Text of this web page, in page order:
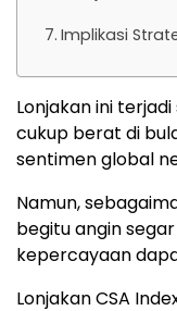
Implikasi
Lonjakan ini
cukup berat di
sentimen global
Namun,
begitu angin
kepercayaan
Lonjakan CSA